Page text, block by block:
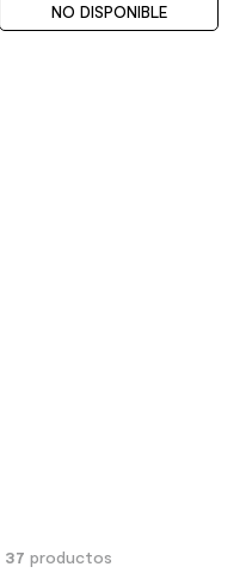
NO DISPONIBLE
37 productos